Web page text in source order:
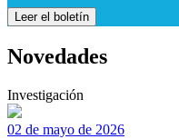
Leer el boletín
Novedades
Investigación
02 de mayo de 2026